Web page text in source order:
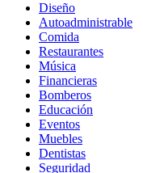
Diseño
Autoadministrable
Comida
Restaurantes
Música
Financieras
Bomberos
Educación
Eventos
Muebles
Dentistas
Seguridad